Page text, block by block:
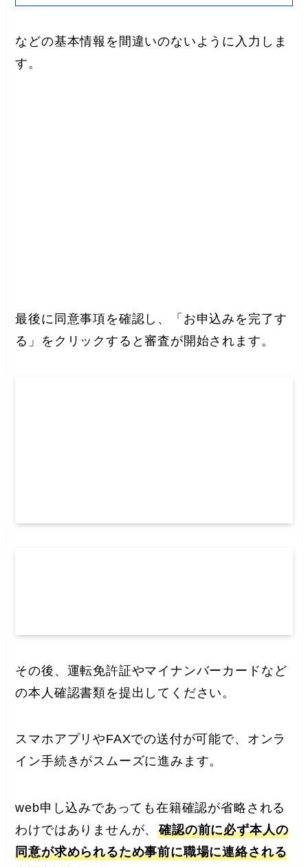
などの基本情報を間違いのないように入力しま
す。
最後に同意事項を確認し、「お申込みを完了す
る」をクリックすると審査が開始されます。
その後、運転免許証やマイナンバーカードなど
の本人確認書類を提出してください。
スマホアプリやFAXでの送付が可能で、オンラ
イン手続きがスムーズに進みます。
web申し込みであっても在籍確認が省略される
わけではありませんが、確認の前に必ず本人の
同意が求められるため事前に職場に連絡される